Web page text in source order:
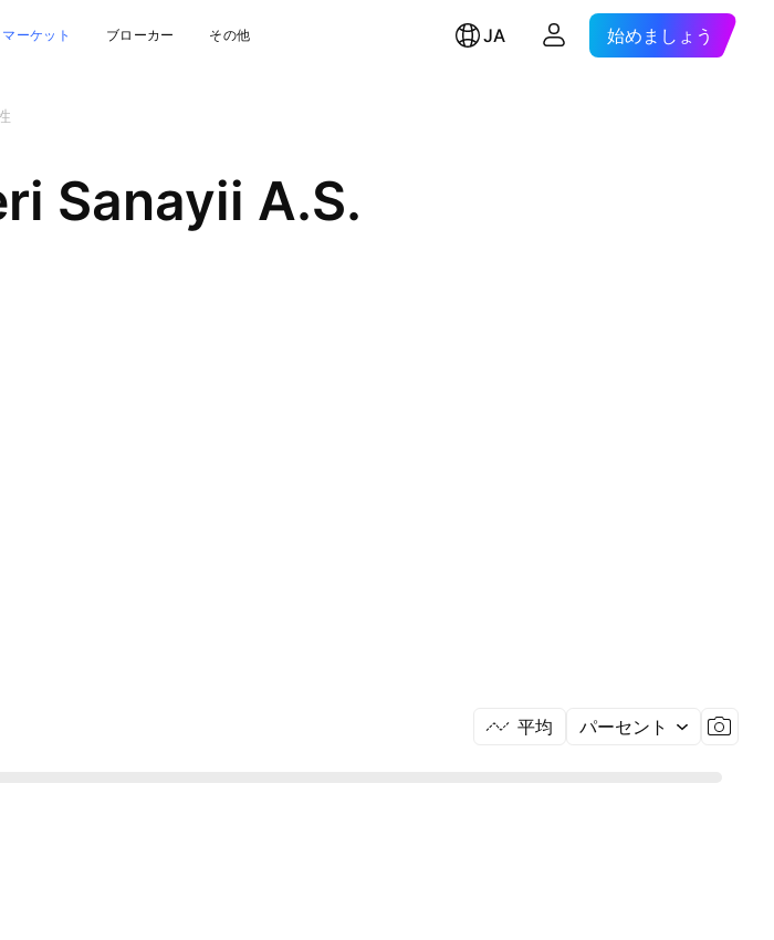
マーケット ブローカー その他 JA 始めましょう
Sanayii A.S.
平均 パーセント